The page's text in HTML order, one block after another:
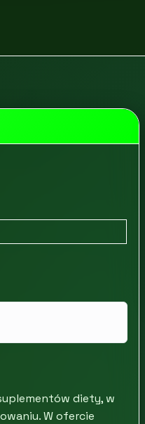
diety, w
W ofercie